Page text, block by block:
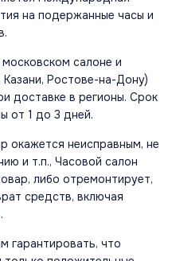
на подержанные часы и
салоне и
Ростове-на-Дону)
доставке в регионы. Срок
от 1 до 3 дней.
окажется неисправным, не
и т.п., Часовой салон
либо отремонтирует,
средств, включая
гарантировать, что